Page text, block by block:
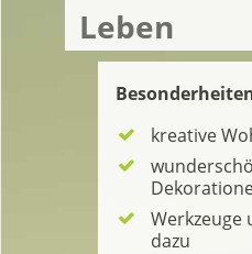
Leben
kreative
Werkzeuge
dazu